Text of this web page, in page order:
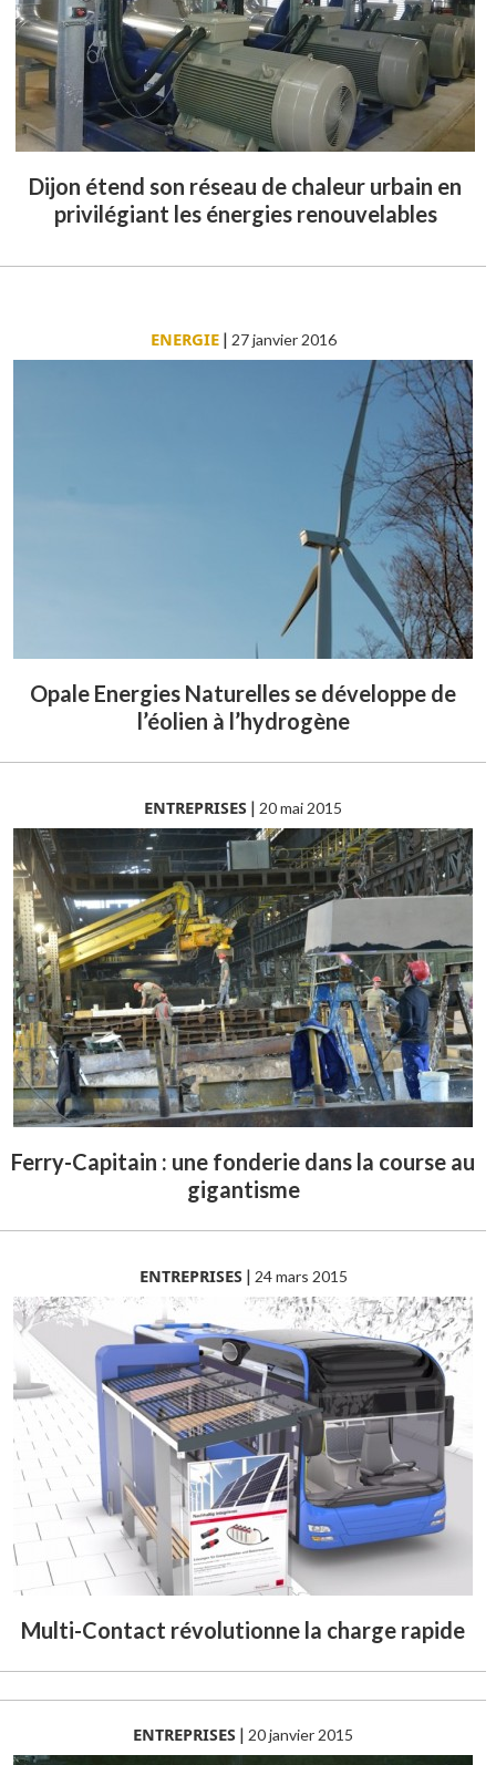
Dijon étend son réseau de chaleur urbain en
privilégiant les énergies renouvelables
ENERGIE| 27 janvier 2016
Opale Energies Naturelles se développe de
l’éolien à l’hydrogène
ENTREPRISES | 20 mai 2015
Ferry-Capitain : une fonderie dans la course au
gigantisme
ENTREPRISES| 24 mars 2015
Multi-Contact révolutionne la charge rapide
ENTREPRISES | 20 janvier 2015